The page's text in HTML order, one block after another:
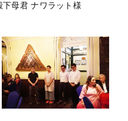
母君 ナワラット様